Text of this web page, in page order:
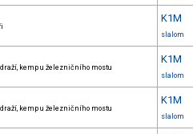
K1M
slalom
kemp u železničního mostu
K1M
slalom
kemp u železničního mostu
K1M
slalom